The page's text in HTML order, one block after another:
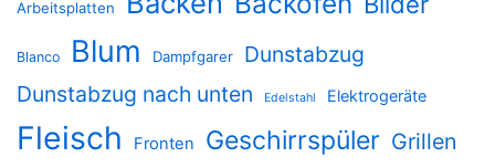
Arbeitsplatten
Blanco Blum Dampfgarer
Dunstabzug
Dunstabzug nach unten
Edelstahl Elektrogeräte
Fleisch Fronten Geschirrspüler Grillen